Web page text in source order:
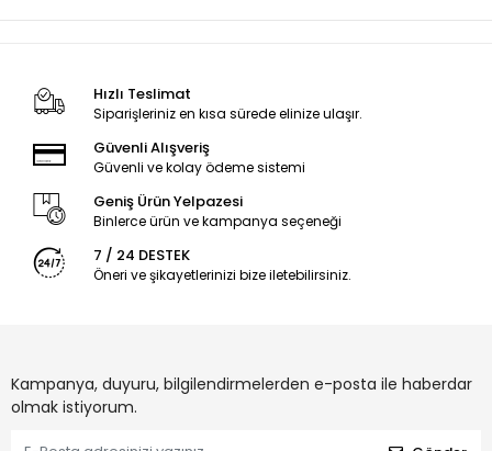
Hızlı Teslimat
Siparişleriniz en kısa sürede elinize ulaşır.
Güvenli Alışveriş
Güvenli ve kolay ödeme sistemi
Geniş Ürün Yelpazesi
Binlerce ürün ve kampanya seçeneği
7 / 24 DESTEK
Öneri ve şikayetlerinizi bize iletebilirsiniz.
Kampanya, duyuru, bilgilendirmelerden e-posta ile haberdar
olmak istiyorum.